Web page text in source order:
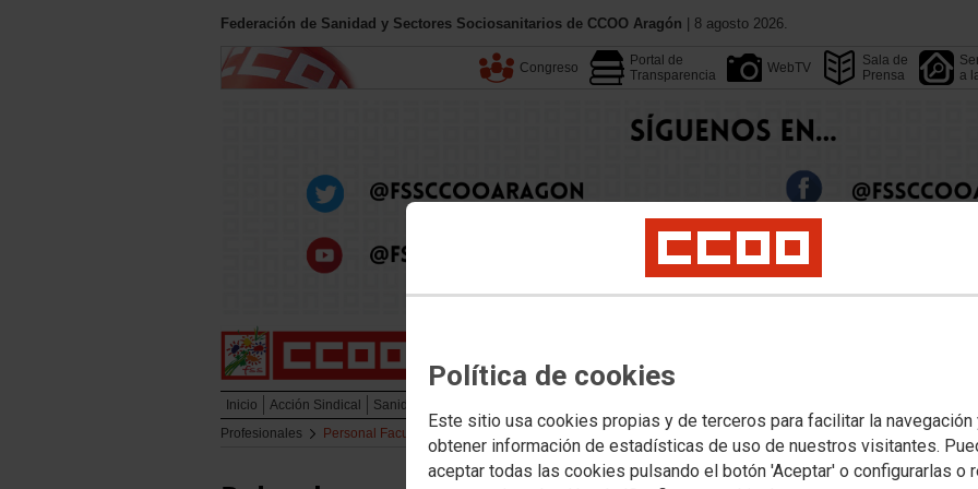
Política de cookies
Este sitio usa cookies propias y de terceros para facilitar la navegación
obtener información de estadísticas de uso de nuestros visitantes.
aceptar todas las cookies pulsando el botón 'Aceptar' o configurarlas o
Federación de Sanidad y Sectores Sociosanitarios de CCOO Aragón | 8 agosto 2026.
Congreso
Portal de
Transparencia
WebTV
Sala de
Prensa
a
Inicio Acción Sindical Sanidad Pública
Profesionales
Personal Facultativo